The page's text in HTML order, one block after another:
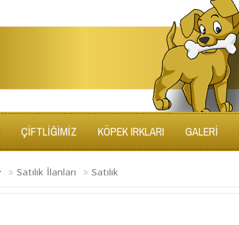
ÇİFTLİĞİMİZ KÖPEK IRKLARI GALERİ
Satılık İlanları Satılık